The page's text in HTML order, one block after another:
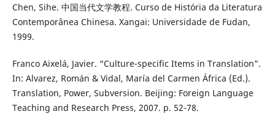
Chen, Sihe. 中国当代文学教程. Curso de História da Literatura
Contemporânea Chinesa. Xangai: Universidade de Fudan,
1999.
Franco Aixelá, Javier. “Culture-specific Items in Translation”.
In: Alvarez, Román & Vidal, María del Carmen África (Ed.).
Translation, Power, Subversion. Beijing: Foreign Language
Teaching and Research Press, 2007. p. 52-78.